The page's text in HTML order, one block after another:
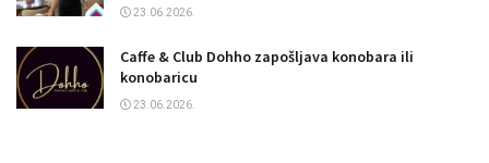
23.06.2026.
Caffe & Club Dohho zapošljava konobara ili
konobaricu
23.06.2026.